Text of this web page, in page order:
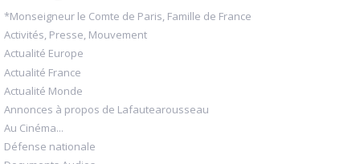
*Monseigneur le Comte de Paris, Famille de France
Activités, Presse, Mouvement
Actualité Europe
Actualité France
Actualité Monde
Annonces à propos de Lafautearousseau
Au Cinéma...
Défense nationale